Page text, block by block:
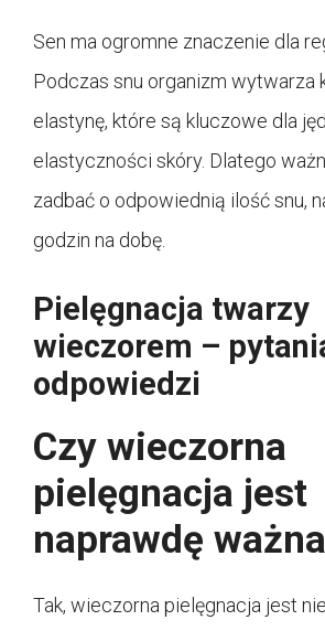
Sen ma ogromne znaczenie dla
Podczas snu organizm wytwarza
elastynę, które są kluczowe dla
elastyczności skóry. Dlatego
zadbać o odpowiednią ilość snu,
godzin na dobę.
Pielęgnacja twarzy
wieczorem –
odpowiedzi
Czy wieczorna
pielęgnacja jest
naprawdę
Tak, wieczorna pielęgnacja jest